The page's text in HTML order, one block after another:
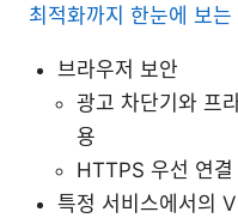
최적화까지 한눈에 보는
브라우저 보안
광고 차단기와 프
용
HTTPS 우선 연결
특정 서비스에서의